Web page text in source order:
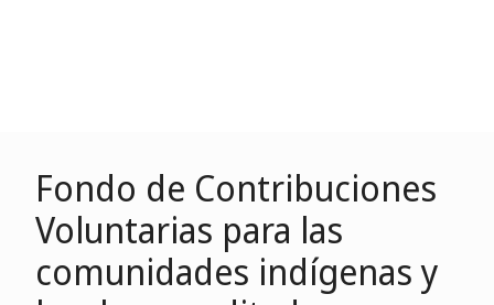
Fondo de Contribuciones
Voluntarias para las
comunidades indígenas y